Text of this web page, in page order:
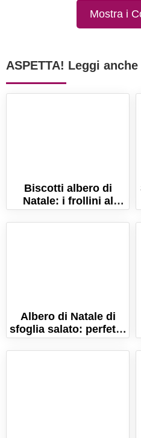
Mostra i
ASPETTA! Leggi
Biscotti albero di
Natale: i frollini al
burro delle feste!
Albero di Natale di
sfoglia salato: perfetto
per l'aperitivo delle
feste!